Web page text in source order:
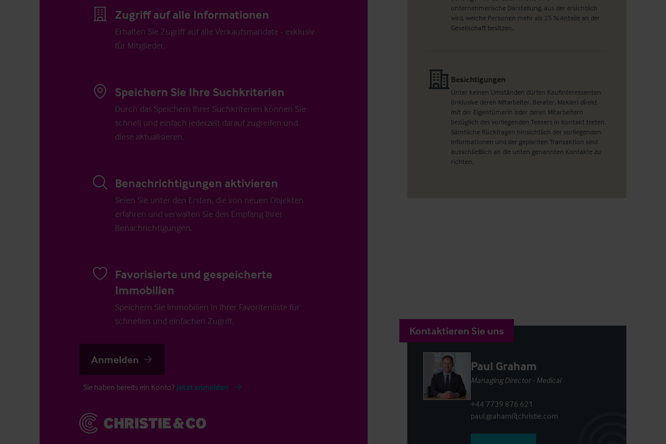
Zugriff auf alle Informationen
Erhalten Sie Zugriff auf alle Verkaufsmandate - exklusiv
für Mitglieder.
Speichern Sie Ihre Suchkriterien
Durch das Speichern Ihrer Suchkriterien können Sie
schnell und einfach jederzeit darauf zugreifen und
diese aktualisieren.
Benachrichtigungen aktivieren
Seien Sie unter den Ersten, die von neuen Objekten
erfahren und verwalten Sie den Empfang Ihrer
Benachrichtigungen.
Favorisierte und gespeicherte
Immobilien
Speichern Sie Immobilien in Ihrer Favoritenliste für
schnellen und einfachen Zugriff.
Anmelden
Sie haben bereits ein Konto? Jetzt anmelden
unternehmerische Darstellung, aus der ersichtlich
wird, welche Personen mehr als 25 % Anteile an der
Gesellschaft besitzen.
Besichtigungen
Unter keinen Umständen dürfen Kaufinteressenten
(inklusive deren Mitarbeiter, Berater, Makler) direkt
mit der Eigentümerin oder deren Mitarbeitern
bezüglich des vorliegenden Teasers in Kontakt treten.
Sämtliche Rückfragen hinsichtlich der vorliegenden
Informationen und der geplanten Transaktion sind
ausschließlich an die unten genannten Kontakte zu
richten.
Kontaktieren Sie uns
Paul Graham
Managing Director - Medical
+44 7739 876 621
paul.graham@christie.com